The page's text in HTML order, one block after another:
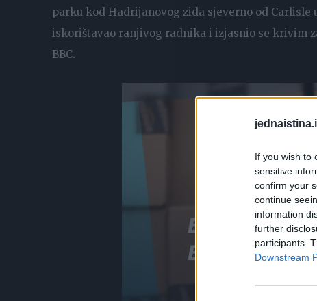
If you wish to
sensitive
confirm your
continue
information
further
participants.
Downstream
parku kod Hadrijanovog zida sjeverno od Carlisle
iskorištavao ranjivog radnika i izjasnio se krivim
BBC.